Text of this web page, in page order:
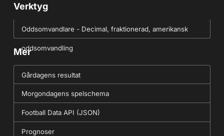
Verktyg
Oddsomvandlare - Decimal, fraktionerad, amerikansk
oddsomvandling
Mer
Gårdagens resultat
Morgondagens spelschema
Football Data API (JSON)
Prognoser